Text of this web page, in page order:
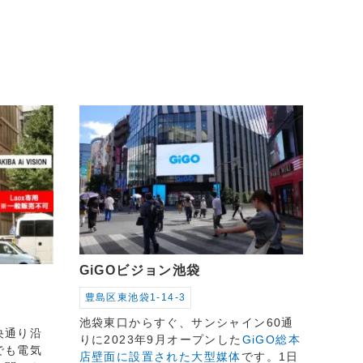
通り沿
も電気
GiGOビジョン池袋
豊島区東池袋1-14-3
池袋東口からすぐ、サンシャイン60通
りに2023年9月オープンした GiGO総本
店壁面に設置された大型媒体です。1日